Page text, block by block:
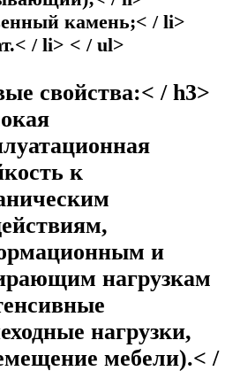
камень;< / li>
/ li> < / ul>
свойства:< / h3>
к
и
нагрузкам
нагрузки,
мебели).< /